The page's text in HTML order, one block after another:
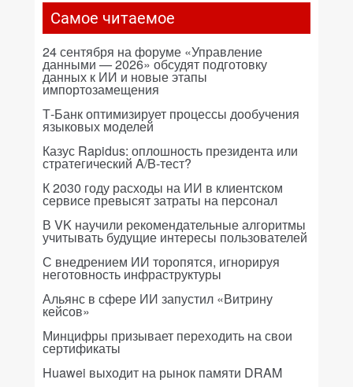
Самое читаемое
24 сентября на форуме «Управление
данными — 2026» обсудят подготовку
данных к ИИ и новые этапы
импортозамещения
Т-Банк оптимизирует процессы дообучения
языковых моделей
Казус Rapidus: оплошность президента или
стратегический A/B-тест?
К 2030 году расходы на ИИ в клиентском
сервисе превысят затраты на персонал
В VK научили рекомендательные алгоритмы
учитывать будущие интересы пользователей
С внедрением ИИ торопятся, игнорируя
неготовность инфраструктуры
Альянс в сфере ИИ запустил «Витрину
кейсов»
Минцифры призывает переходить на свои
сертификаты
Huawei выходит на рынок памяти DRAM